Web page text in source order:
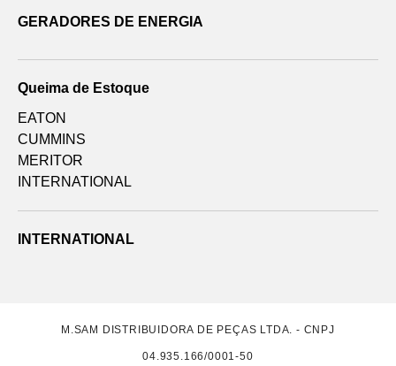
GERADORES DE ENERGIA
Queima de Estoque
EATON
CUMMINS
MERITOR
INTERNATIONAL
INTERNATIONAL
M.SAM DISTRIBUIDORA DE PEÇAS LTDA. - CNPJ
04.935.166/0001-50